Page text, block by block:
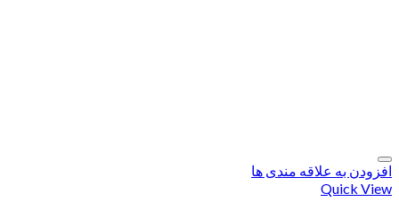
افزودن به علاقه مندی ها
Quick View